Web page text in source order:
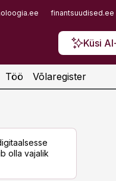
finantsuudised.ee
Küsi
Töö Võlaregister
olla vajalik